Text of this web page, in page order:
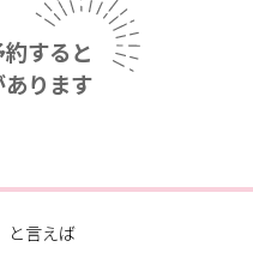
すると
ります
と言えば